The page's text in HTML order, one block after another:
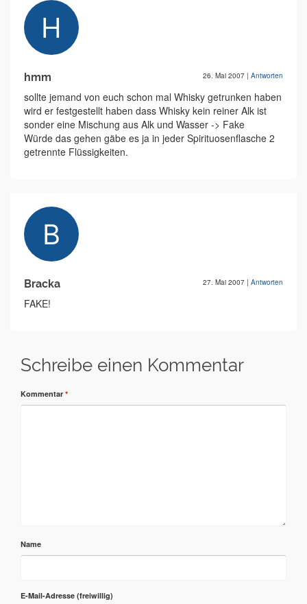
hmm 26. Mai 2007 | Antworten
sollte jemand von euch schon mal Whisky getrunken haben
wird er festgestellt haben dass Whisky kein reiner Alk ist
sonder eine Mischung aus Alk und Wasser -> Fake
Würde das gehen gäbe es ja in jeder Spirituosenflasche 2
getrennte Flüssigkeiten.
Bracka 27. Mai 2007 | Antworten
FAKE!
Schreibe einen Kommentar
Kommentar *
Name
E-Mail-Adresse